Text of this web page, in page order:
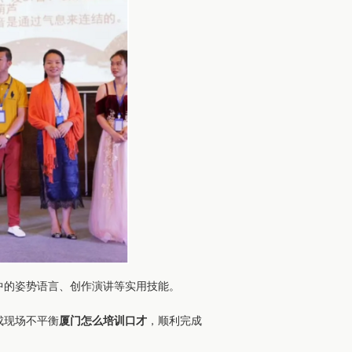
姿势语言、创作演讲等实用技​​能。
现场不平衡厦门怎么培训口才 ，顺利完成